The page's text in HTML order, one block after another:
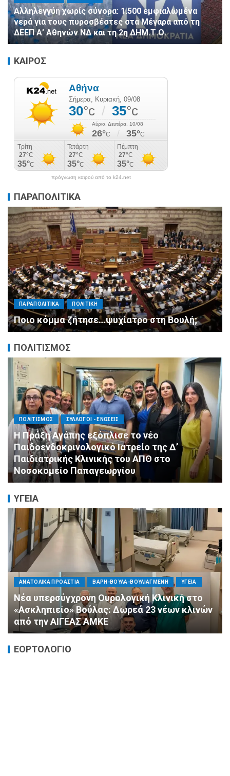
Αλληλεγγύη χωρίς σύνορα: 1.500 εμφιαλωμένα
νερά για τους πυροσβέστες στα Μέγαρα από τη
ΔΕΕΠ Α’ Αθηνών ΝΔ και τη 2η ΔΗΜ.Τ.Ο.
ΚΑΙΡΟΣ
πρόγνωση καιρού από το k24.net
ΠΑΡΑΠΟΛΙΤΙΚΑ
ΠΑΡΑΠΟΛΙΤΙΚΑ ΠΟΛΙΤΙΚΗ
Μητσοτάκης σε υπουργούς: Ξεχάστε τον
ανασχηματισμό, πιάστε δουλειά με 4
αυστηρές εντολές
ΠΟΛΙΤΙΣΜΟΣ
ΑΓΙΟΣ ΔΗΜΗΤΡΙΟΣ ΕΚΚΛΗΣΙΑ - ΑΡΧΟΝΤΑΡΙΚΙ ΠΟΛΙΤΙΣΜΟΣ
Με κατάνυξη και λαμπρότητα ο εορτασμός
της Μεταμορφώσεως του Σωτήρος στον
Ασύρματο
ΥΓΕΙΑ
ΠΟΛΙΤΙΚΗ ΤΡΟΠΟΣ ΖΩΗΣ ΥΓΕΙΑ
«Ημέρα Καρδιάς»: Μια πρωτοποριακή δράση
πρόληψης από τη ΔΗΜ.ΤΟ. Νέας
Φιλαδέλφειας – Νέας Χαλκηδόνας
ΕΟΡΤΟΛΟΓΙΟ